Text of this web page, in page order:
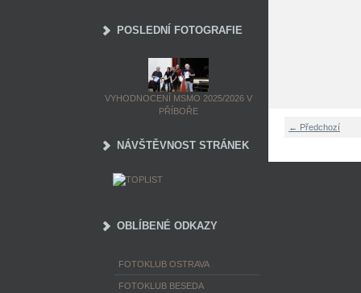
POSLEDNÍ FOTOGRAFIE
VYHODNOCENÍ MSMO 2025/2026 V
PŘÍBOŘE
NÁVŠTĚVNOST STRÁNEK
OBLÍBENÉ ODKAZY
FOTOKLUB OSTRAVA
FOTOKLUB BESEDA
← Předchozí